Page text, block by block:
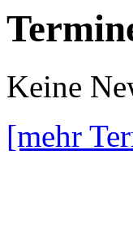
Keine
[mehr